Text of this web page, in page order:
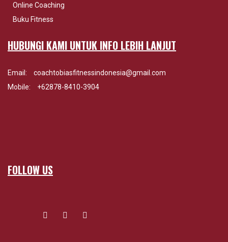
Online Coaching
Buku Fitness
HUBUNGI KAMI UNTUK INFO LEBIH LANJUT
Email:
coachtobiasfitnessindonesia@gmail.com
Mobile:
+62878-8410-3904
FOLLOW US